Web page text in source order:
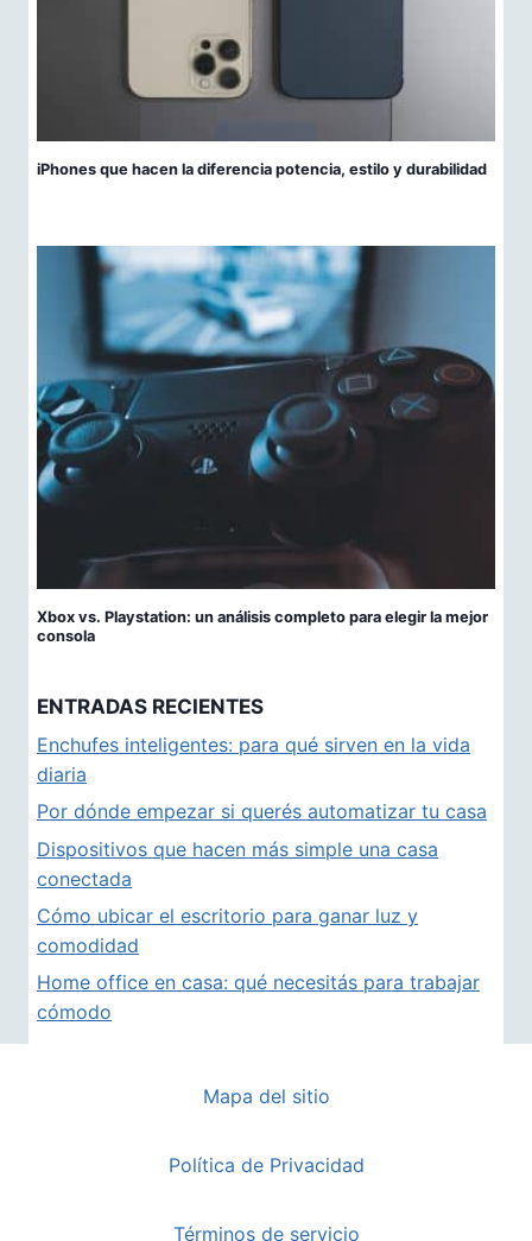
iPhones que hacen la diferencia potencia, estilo y durabilidad
Xbox vs. Playstation: un análisis completo para elegir la mejor
consola
ENTRADAS RECIENTES
Enchufes inteligentes: para qué sirven en la vida
diaria
Por dónde empezar si querés automatizar tu casa
Dispositivos que hacen más simple una casa
conectada
Cómo ubicar el escritorio para ganar luz y
comodidad
Home office en casa: qué necesitás para trabajar
cómodo
Mapa del sitio
Política de Privacidad
Términos de servicio